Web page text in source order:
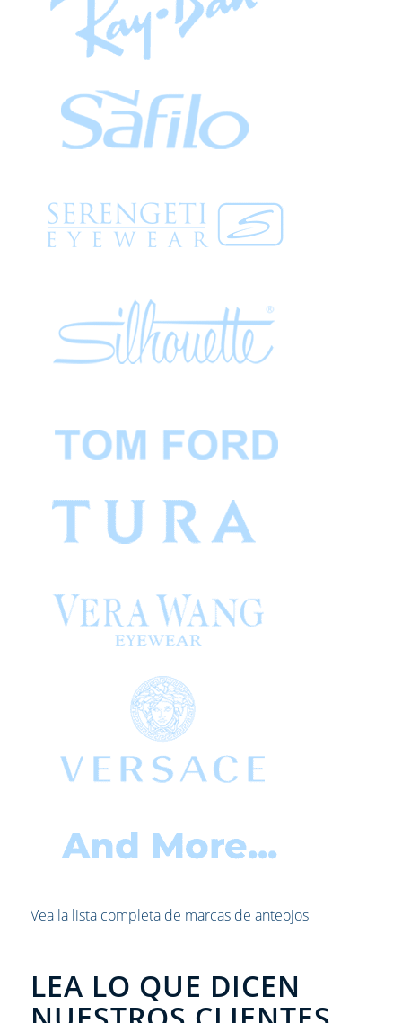
Vea la lista completa de marcas de anteojos
LEA LO QUE DICEN